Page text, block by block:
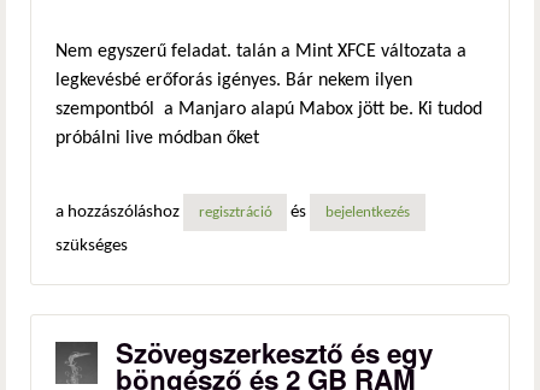
Nem egyszerű feladat. talán a Mint XFCE változata a
legkevésbé erőforás igényes. Bár nekem ilyen
szempontból a Manjaro alapú Mabox jött be. Ki tudod
próbálni live módban őket
a hozzászóláshoz regisztráció és bejelentkezés
szükséges
Szövegszerkesztő és egy
böngésző és 2 GB RAM